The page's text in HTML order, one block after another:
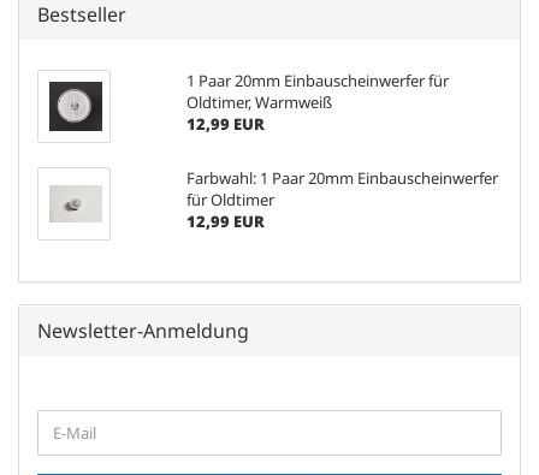
Bestseller
1 Paar 20mm Einbauscheinwerfer für
Oldtimer, Warmweiß
12,99 EUR
Farbwahl: 1 Paar 20mm Einbauscheinwerfer
für Oldtimer
12,99 EUR
Newsletter-Anmeldung
ZUR
NEWSLETTER-
E-
Mail